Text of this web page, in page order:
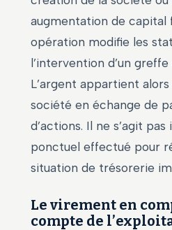
augmentation de capital
opération modifie les
l’intervention d’un greffe
L’argent appartient
société en échange de
d’actions. Il ne s’agit
ponctuel effectué pour
situation de trésorerie
Le virement en
compte de